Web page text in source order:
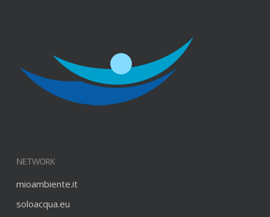
NETWORK
mioambiente.it
soloacqua.eu